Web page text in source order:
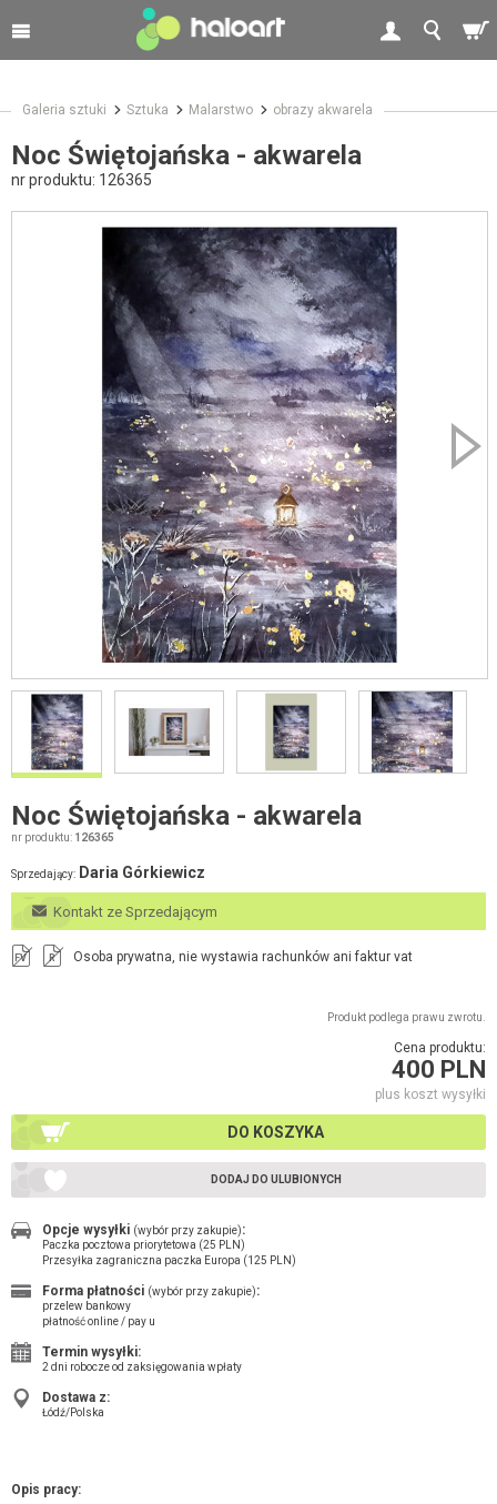
Galeria sztuki Sztuka Malarstwo obrazy akwarela
Noc Świętojańska - akwarela
nr produktu: 126365
Noc Świętojańska - akwarela
nr produktu: 126365
Sprzedający: Daria Górkiewicz
Kontakt ze Sprzedającym
FV R Osoba prywatna, nie wystawia rachunków ani faktur vat
Produkt podlega prawu zwrotu.
Cena produktu:
400 PLN
plus koszt wysyłki
DO KOSZYKA
DODAJ DO ULUBIONYCH
Opcje wysyłki (wybór przy zakupie):
Paczka pocztowa priorytetowa (25 PLN)
Przesyłka zagraniczna paczka Europa (125 PLN)
Forma płatności (wybór przy zakupie):
przelew bankowy
płatność online / pay u
Termin wysyłki:
2 dni robocze od zaksięgowania wpłaty
Dostawa z:
Łódź/Polska
Opis pracy: